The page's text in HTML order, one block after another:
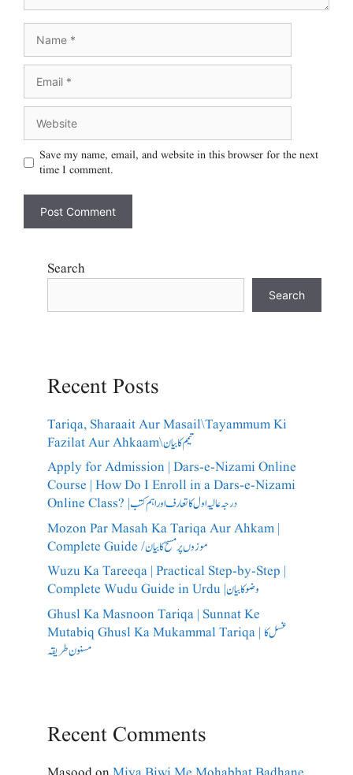
Save my name, email, and website in this browser for the next
time I comment.
Search
Search
Recent Posts
Tariqa, Sharaait Aur Masail\Tayammum Ki
Fazilat Aur Ahkaam\تیمم کا بیان
Apply for Admission | Dars-e-Nizami Online
Course | How Do I Enroll in a Dars-e-Nizami
Online Class? |درجہ عالیہ اول کا تعارف اور اہم کتب
Mozon Par Masah Ka Tariqa Aur Ahkam |
Complete Guide /​موزوں پر مسح کا بیان
Wuzu Ka Tareeqa | Practical Step-by-Step |
Complete Wudu Guide in Urdu |وضو کا بیان
Ghusl Ka Masnoon Tariqa | Sunnat Ke
Mutabiq Ghusl Ka Mukammal Tariqa | غسل کا
مسنون طریقہ
Recent Comments